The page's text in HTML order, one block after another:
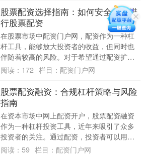
股票配资选择指南：如何安全合法进
行股票配资
在股票市场中配资门户网，配资作为一种杠
杆工具，能够放大投资者的收益，但同时也
伴随着较高的风险。对于希望通过配资扩大
投资规模的投资者来说，了解如何安全合法
阅读： 172 栏目： 配资门户网
股票配资融资：合规杠杆策略与风险
指南
在资本市场中网上配资开户，股票配资融资
作为一种杠杆投资工具，近年来吸引了众多
投资者的关注。通过配资，投资者可以用较
少的自有资金撬动更大规模的交易头寸，放
阅读： 59 栏目： 配资门户网